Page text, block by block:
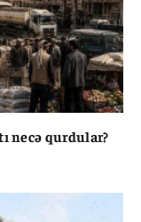
necə qurdular?